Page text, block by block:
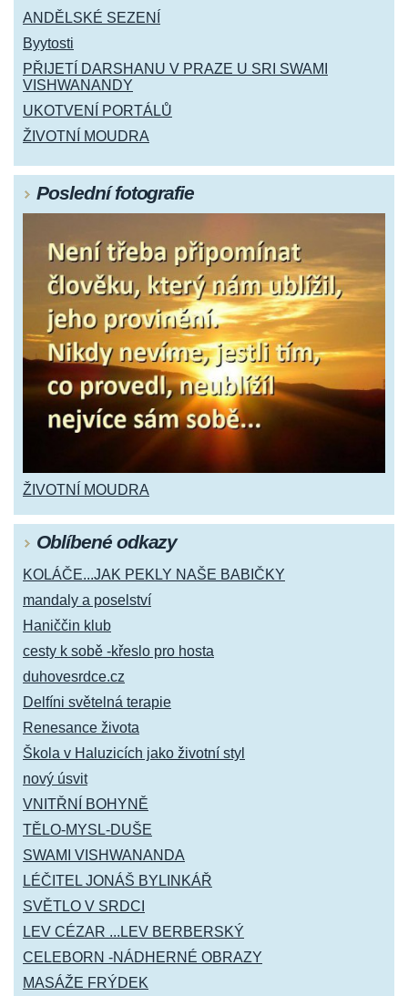
ANDĚLSKÉ SEZENÍ
Byytosti
PŘIJETÍ DARSHANU V PRAZE U SRI SWAMI
VISHWANANDY
UKOTVENÍ PORTÁLŮ
ŽIVOTNÍ MOUDRA
Poslední fotografie
ŽIVOTNÍ MOUDRA
Oblíbené odkazy
KOLÁČE...JAK PEKLY NAŠE BABIČKY
mandaly a poselství
Haniččin klub
cesty k sobě -křeslo pro hosta
duhovesrdce.cz
Delfíni světelná terapie
Renesance života
Škola v Haluzicích jako životní styl
nový úsvit
VNITŘNÍ BOHYNĚ
TĚLO-MYSL-DUŠE
SWAMI VISHWANANDA
LÉČITEL JONÁŠ BYLINKÁŘ
SVĚTLO V SRDCI
LEV CÉZAR ...LEV BERBERSKÝ
CELEBORN -NÁDHERNÉ OBRAZY
MASÁŽE FRÝDEK